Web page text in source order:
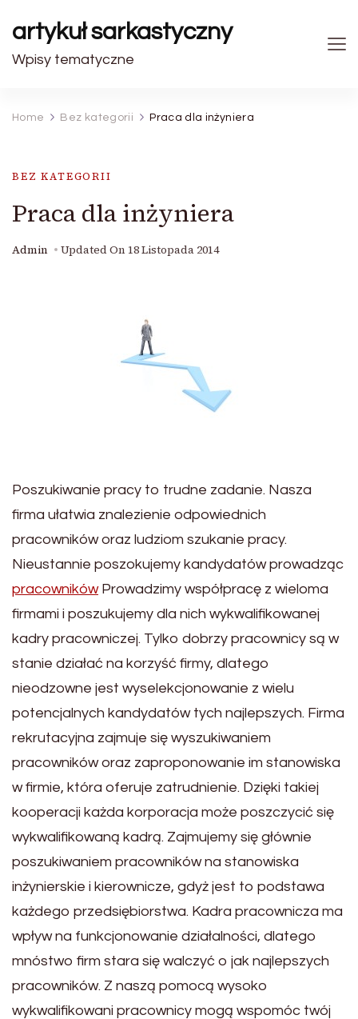
artykuł sarkastyczny
Wpisy tematyczne
Home Bez kategorii Praca dla inżyniera
BEZ KATEGORII
Praca dla inżyniera
Admin Updated On 18 Listopada 2014
Poszukiwanie pracy to trudne zadanie. Nasza
firma ułatwia znalezienie odpowiednich
pracowników oraz ludziom szukanie pracy.
Nieustannie poszokujemy kandydatów prowadząc
pracownikówProwadzimy współpracę z wieloma
firmami i poszukujemy dla nich wykwalifikowanej
kadry pracowniczej. Tylko dobrzy pracownicy są w
stanie działać na korzyść firmy, dlatego
nieodzowne jest wyselekcjonowanie z wielu
potencjalnych kandydatów tych najlepszych. Firma
rekrutacyjna zajmuje się wyszukiwaniem
pracowników oraz zaproponowanie im stanowiska
w firmie, która oferuje zatrudnienie. Dzięki takiej
kooperacji każda korporacja może poszczycić się
wykwalifikowaną kadrą. Zajmujemy się głównie
poszukiwaniem pracowników na stanowiska
inżynierskie i kierownicze, gdyż jest to podstawa
każdego przedsiębiorstwa. Kadra pracownicza ma
wpływ na funkcjonowanie działalności, dlatego
mnóstwo firm stara się walczyć o jak najlepszych
pracowników. Z naszą pomocą wysoko
wykwalifikowani pracownicy mogą wspomóc twój